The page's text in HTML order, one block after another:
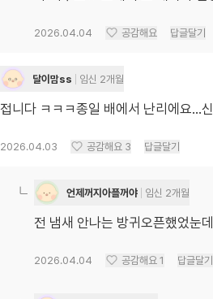
2026.04.04 공감해요 답글달기
달이맘ss 임신 2개월
접니다 ㅋㅋㅋ종일 배에서 난리에요...
2026.04.03 공감해요 3 답글달기
언제꺼지아플꺼야 임신 2개월
전 냄새 안나는 방귀오픈했었눈
2026.04.04 공감해요 1 답글달기